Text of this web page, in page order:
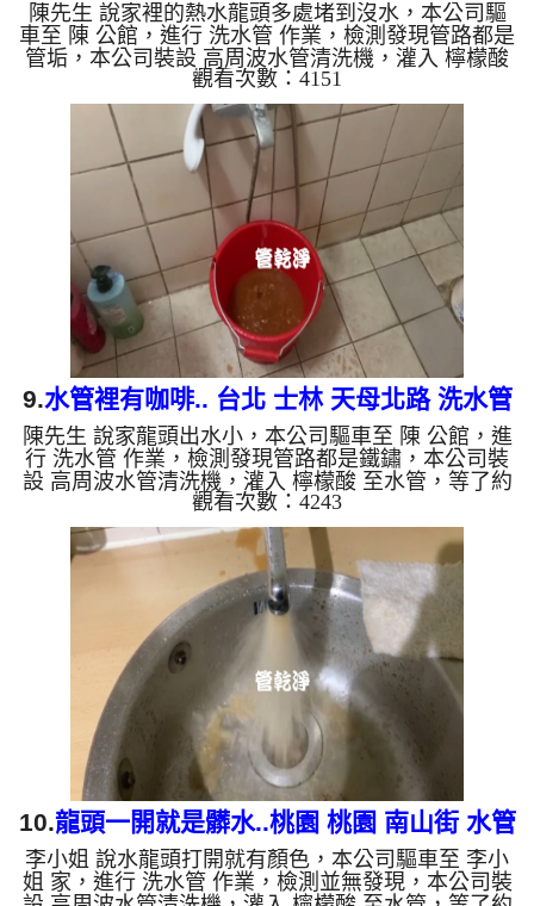
管
陳先生 說家裡的熱水龍頭多處堵到沒水，本公司驅
車至 陳 公館，進行 洗水管 作業，檢測發現管路都是
管垢，本公司裝設 高周波水管清洗機，灌入 檸檬酸
至水管，等了約15分，開啟 水管清洗機 ，啟動 螺旋
波 模式，一洗就流出髒水，髒水裡還待不少異物，
過程中多處堵住，改用特殊工法，三個多小時後，熱
水出水量恢復了。 如是自來水，如水管老化，會產
生鐵鏽跟泥沙堆積，洗出來的水就會是咖啡色，地下
水含有氧化錳，管壁上會結成黑色管垢，洗出來的水
會跟石油一樣黑，有些洗出綠色的水，是因為裡面有
銅的物質，生鏽產生...
觀看次數：4151
9.水管裡有咖啡.. 台北 士林 天母北路 洗水管
陳先生 說家龍頭出水小，本公司驅車至 陳 公館，進
行 洗水管 作業，檢測發現管路都是鐵鏽，本公司裝
設 高周波水管清洗機，灌入 檸檬酸 至水管，等了約
15分，開啟 水管清洗機 ，啟動 螺旋波 模式，一洗就
流出棕色髒水，髒水狂噴，二個多小時後，出水量恢
復了。 如是自來水，如水管老化，會產生鐵鏽跟泥
沙堆積，洗出來的水就會是咖啡色，地下水含有氧化
錳，管壁上會結成黑色管垢，洗出來的水會跟石油一
樣黑，有些洗出綠色的水，是因為裡面有銅的物質，
生鏽產生銅綠，如是藍色的水，是因為水龍頭合金的
養化造成，有些水...
觀看次數：4243
10.龍頭一開就是髒水..桃園 桃園 南山街 水管
清洗
李小姐 說水龍頭打開就有顏色，本公司驅車至 李小
姐 家，進行 洗水管 作業，檢測並無發現，本公司裝